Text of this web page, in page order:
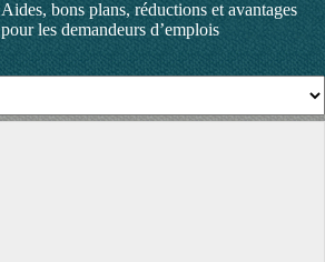
Aides, bons plans, réductions et avantages
pour les demandeurs d’emplois